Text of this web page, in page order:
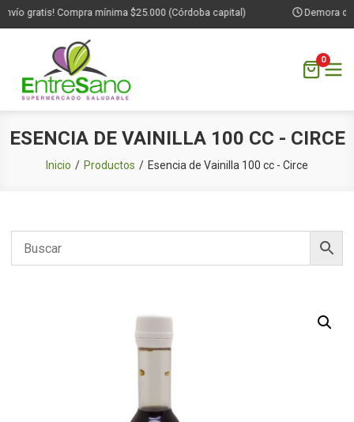
gratis! Compra mínima $25.000 (Córdoba capital) Demora de
contenido
0
ESENCIA DE VAINILLA 100 CC - CIRCE
Inicio Productos Esencia de Vainilla 100 cc - Circe